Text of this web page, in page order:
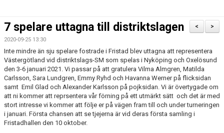
KONTAKT
BÖRJA SPELA?
DOMARSCHEMA
KIOSKEN
>
<
7 spelare uttagna till distriktslagen
2020-09-25 13:30
Inte mindre än sju spelare fostrade i Fristad blev uttagna att representera
Västergötland vid distriktslags-SM som spelas i Nyköping och Oxelösund
den 3-6 januari 2021. Vi passar på att gratulera Vilma Almgren, Matilda
Carlsson, Sara Lundgren, Emmy Ryhd och Havanna Werner på flicksidan
samt Emil Glad och Alexander Karlsson på pojksidan. Vi är övertygade om
att ni kommer att reprsentera vår förning på ett utmärkt sätt och det är med
stort intresse vi kommer att följe er på vägen fram till och under turneringen
i januari. Första chansen att se tjejerna är vid deras första samling i
Fristadhallen den 10 oktober.